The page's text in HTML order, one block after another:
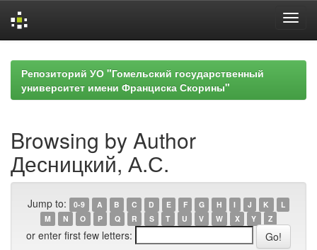
navigationРепозиторий УО "Гомельский государственный
университет имени Франциска Скорины"
Browsing by Author
Десницкий, А.С.
Jump to: 0-9 A B C D E F G H I J K
L
M
N O P Q R S T U V W X Y Z
or enter first few letters: